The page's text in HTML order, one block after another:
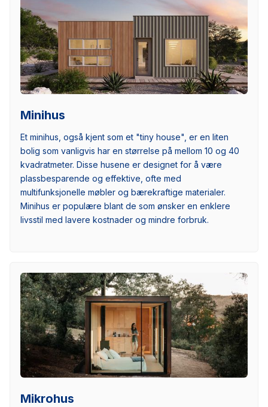
Minihus
Et minihus, også kjent som et "tiny house", er en liten
bolig som vanligvis har en størrelse på mellom 10 og 40
kvadratmeter. Disse husene er designet for å være
plassbesparende og effektive, ofte med
multifunksjonelle møbler og bærekraftige materialer.
Minihus er populære blant de som ønsker en enklere
livsstil med lavere kostnader og mindre forbruk.
Mikrohus